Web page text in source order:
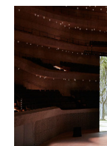
ihres
Albums
"Water"
in
der